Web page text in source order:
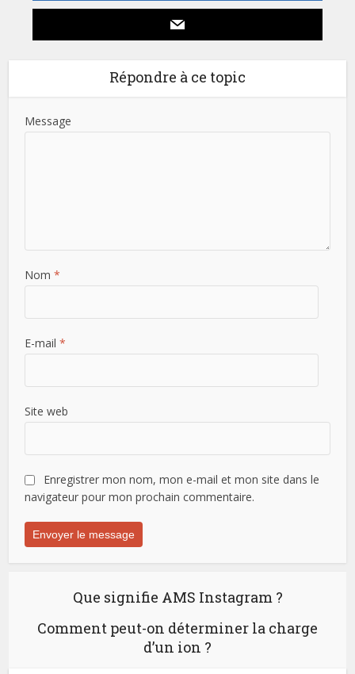
Répondre à ce topic
Message
Nom*
E-mail*
Site web
Enregistrer mon nom, mon e-mail et mon site dans le
navigateur pour mon prochain commentaire.
Que signifie AMS Instagram ?
Comment peut-on déterminer la charge
d’un ion ?